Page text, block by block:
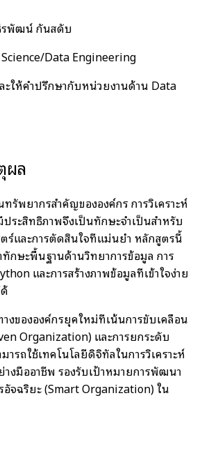
รพัฒน์ กันสดับ
Data Engineering
ให้คำปรึกษากับหน่วยงานด้าน Data
ผล
รัพยากรสำคัญขององค์กร การวิเคราะห์
ประสิทธิภาพจึงเป็นทักษะจำเป็นสำหรับ
ร์และการตัดสินใจที่แม่นยำ หลักสูตรนี้
ษะพื้นฐานด้านวิทยาการข้อมูล การ
และการสร้างภาพข้อมูลที่เข้าใจง่าย
งขององค์กรยุคใหม่ที่เน้นการขับเคลื่อน
Organization) และการยกระดับ
รถใช้เทคโนโลยีดิจิทัลในการวิเคราะห์
างมืออาชีพ รองรับเป้าหมายการพัฒนา
อัจฉริยะ (Smart Organization) ใน